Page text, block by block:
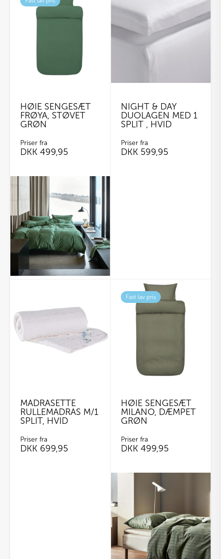
HØIE SENGESÆT
FRØYA, STØVET
GRØN
Priser fra
DKK 499,95
har
flere
varianter.
Mulighederne
kan
vælges
varesiden
NIGHT & DAY
DUOLAGEN MED 1
SPLIT , HVID
Priser fra
DKK 599,95
vare
MADRASETTE
RULLEMADRAS M/1
SPLIT, HVID
Priser fra
DKK 699,95
Fast lav pris
HØIE SENGESÆT
MILANO, DÆMPET
GRØN
Priser fra
DKK 499,95
flere
varianter.
Mulighederne
vælges